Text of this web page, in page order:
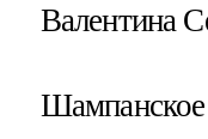
Валентина